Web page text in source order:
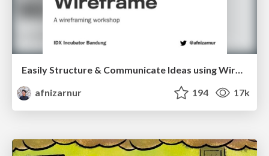
Easily Structure & Communicate Ideas using Wireframe
afnizarnur
194 17k